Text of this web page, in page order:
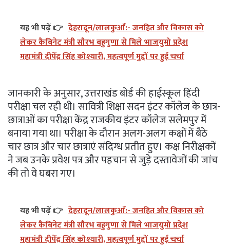
यह भी पढ़ें 👉 देहरादून/लालकुआँ:- जनहित और विकास को
लेकर कैबिनेट मंत्री सौरभ बहुगुणा से मिले भाजयुमो प्रदेश
महामंत्री दीपेंद्र सिंह कोश्यारी, महत्वपूर्ण मुद्दों पर हुई चर्चा
जानकारी के अनुसार, उत्तराखंड बोर्ड की हाईस्कूल हिंदी
परीक्षा चल रही थी। सावित्री शिक्षा सदन इंटर कॉलेज के छात्र-
छात्राओं का परीक्षा केंद्र राजकीय इंटर कॉलेज सलेमपुर में
बनाया गया था। परीक्षा के दौरान अलग-अलग कक्षों में बैठे
चार छात्र और चार छात्राएं संदिग्ध प्रतीत हुए। कक्ष निरीक्षकों
ने जब उनके प्रवेश पत्र और पहचान से जुड़े दस्तावेजों की जांच
की तो वे घबरा गए।
यह भी पढ़ें 👉 देहरादून/लालकुआँ:- जनहित और विकास को
लेकर कैबिनेट मंत्री सौरभ बहुगुणा से मिले भाजयुमो प्रदेश
महामंत्री दीपेंद्र सिंह कोश्यारी, महत्वपूर्ण मुद्दों पर हुई चर्चा